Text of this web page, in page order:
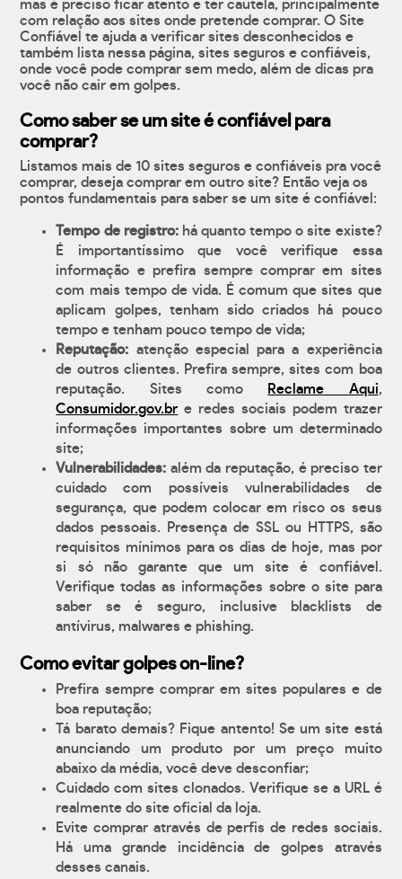
mas é preciso ficar atento e ter cautela, principalmente
com relação aos sites onde pretende comprar. O Site
Confiável te ajuda a verificar sites desconhecidos e
também lista nessa página, sites seguros e confiáveis,
onde você pode comprar sem medo, além de dicas pra
você não cair em golpes.
Como saber se um site é confiável para
comprar?
Listamos mais de 10 sites seguros e confiáveis pra você
comprar, deseja comprar em outro site? Então veja os
pontos fundamentais para saber se um site é confiável:
Tempo de registro:há quanto tempo o site existe?
É importantíssimo que você verifique essa
informação e prefira sempre comprar em sites
com mais tempo de vida. É comum que sites que
aplicam golpes, tenham sido criados há pouco
tempo e tenham pouco tempo de vida;
Reputação: atenção especial para a experiência
de outros clientes. Prefira sempre, sites com boa
reputação. Sites como
Reclame Aqui,
Consumidor.gov.br e redes sociais podem trazer
informações importantes sobre um determinado
site;
Vulnerabilidades: além da reputação, é preciso ter
cuidado com possíveis vulnerabilidades de
segurança, que podem colocar em risco os seus
dados pessoais. Presença de SSL ou HTTPS, são
requisitos mínimos para os dias de hoje, mas por
si só não garante que um site é confiável.
Verifique todas as informações sobre o site para
saber se é seguro, inclusive blacklists de
antívirus, malwares e phishing.
Como evitar golpes on-line?
Prefira sempre comprar em sites populares e de
boa reputação;
Tá barato demais? Fique antento! Se um site está
anunciando um produto por um preço muito
abaixo da média, você deve desconfiar;
Cuidado com sites clonados. Verifique se a URL é
realmente do site oficial da loja.
Evite comprar através de perfis de redes sociais.
Há uma grande incidência de golpes através
desses canais.